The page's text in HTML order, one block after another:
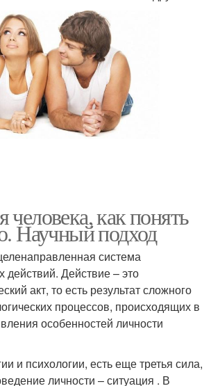
человека, как понять
Научный подход
система
действий. Действие – это
акт, то есть результат сложного
процессов, происходящих в
особенностей личности
и психологии, есть еще третья сила,
личности – ситуация . В